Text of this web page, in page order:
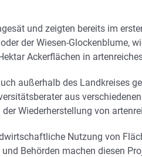
und zeigten bereits im
der Wiesen-Glockenblume,
Ackerflächen in
außerhalb des Landkreises
aus
Wiederherstellung von
Nutzung von
Behörden machen diesen